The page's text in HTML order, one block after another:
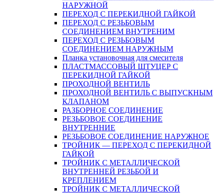
НАРУЖНОЙ
ПЕРЕХОД С ПЕРЕКИДНОЙ ГАЙКОЙ
ПЕРЕХОД С РЕЗЬБОВЫМ
СОЕДИНЕНИЕМ ВНУТРЕНИМ
ПЕРЕХОД С РЕЗЬБОВЫМ
СОЕДИНЕНИЕМ НАРУЖНЫМ
Планка установочная для смесителя
ПЛАСТМАССОВЫЙ ШТУЦЕР С
ПЕРЕКИДНОЙ ГАЙКОЙ
ПРОХОДНОЙ ВЕНТИЛЬ
ПРОХОДНОЙ ВЕНТИЛЬ С ВЫПУСКНЫМ
КЛАПАНОМ
РАЗБОРНОЕ СОЕДИНЕНИЕ
РЕЗЬБОВОЕ СОЕДИНЕНИЕ
ВНУТРЕННИЕ
РЕЗЬБОВОЕ СОЕДИНЕНИЕ НАРУЖНОЕ
ТРОЙНИК — ПЕРЕХОД С ПЕРЕКИДНОЙ
ГАЙКОЙ
ТРОЙНИК С МЕТАЛЛИЧЕСКОЙ
ВНУТРЕННЕЙ РЕЗЬБОЙ И
КРЕПЛЕНИЕМ
ТРОЙНИК С МЕТАЛЛИЧЕСКОЙ